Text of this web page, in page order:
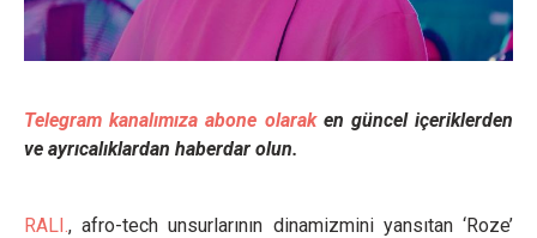
Telegram kanalımıza abone olaraken güncel içeriklerden
ve ayrıcalıklardan haberdar olun.
RALI., afro-tech unsurlarının dinamizmini yansıtan ‘Roze’